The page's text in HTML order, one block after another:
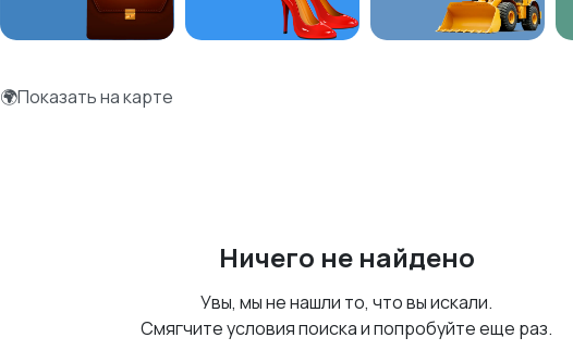
🌍Показать на карте
Ничего не найдено
Увы, мы не нашли то, что вы искали.
Смягчите условия поиска и попробуйте еще раз.